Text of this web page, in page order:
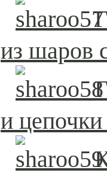
из шаров
и